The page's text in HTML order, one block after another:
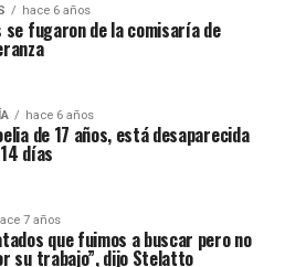
hace 6 años
se fugaron de la comisaría de
hace 6 años
de 17 años, está desaparecida
días
7 años
que fuimos a buscar pero no
su trabajo”, dijo Stelatto